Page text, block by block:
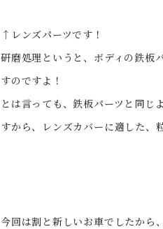
↑レンズパーツです！
研磨処理というと、ボディの鉄板
すのですよ！
とは言っても、鉄板パーツと同じ
すから、レンズカバーに適した、
今回は割と新しいお車でしたから